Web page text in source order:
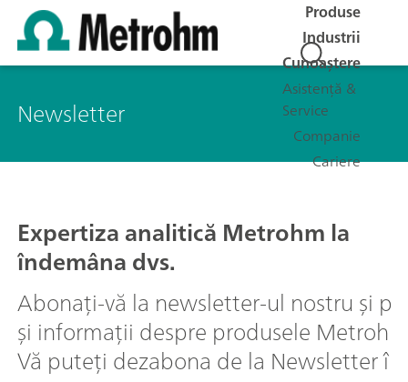
Produse
Industrii
Cunoaștere
Asistență &
Service
Companie
Cariere
Newsletter
Expertiza analitică Metrohm la
îndemâna dvs.
Abonați-vă la newsletter-ul nostru și
și informații despre produsele
Vă puteți dezabona de la Newsletter